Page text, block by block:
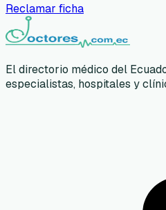
Reclamar ficha
El directorio médico del
especialistas, hospitales y